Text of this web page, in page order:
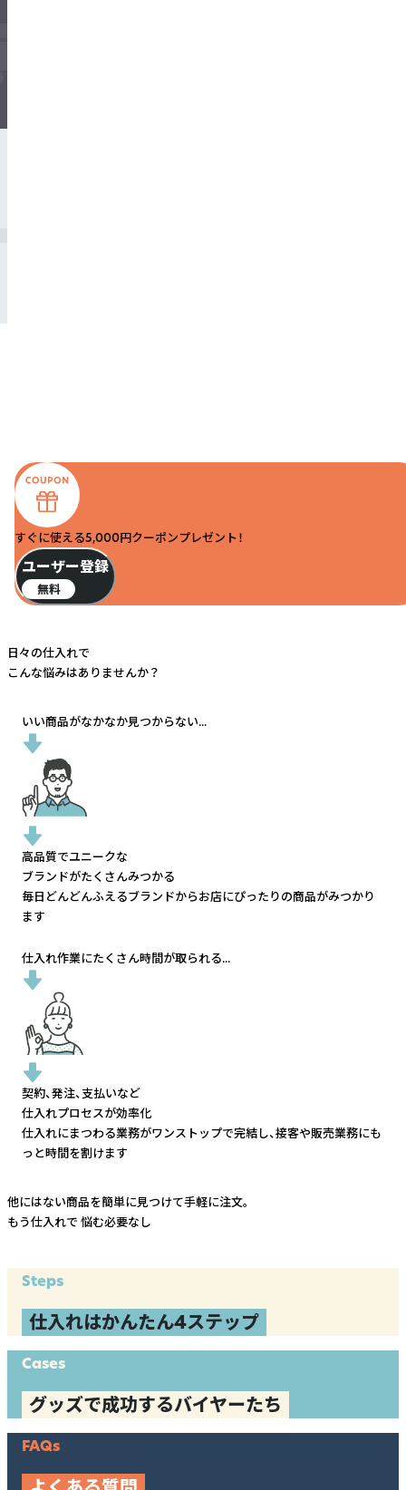
すぐに使える5,000円クーポンプレゼント！
ユーザー登録
無料
日々の仕入れで
こんな悩みはありませんか？
いい商品がなかなか見つからない...
高品質でユニークな
ブランドがたくさんみつかる
毎日どんどんふえるブランドからお店にぴったりの商品がみつかり
ます
仕入れ作業にたくさん時間が取られる...
契約、発注、支払いなど
仕入れプロセスが効率化
仕入れにまつわる業務がワンストップで完結し、接客や販売業務にも
っと時間を割けます
他にはない商品を簡単に見つけて手軽に注文。
もう仕入れで 悩む必要なし
Steps
仕入れはかんたん4ステップ
Cases
グッズで成功するバイヤーたち
FAQs